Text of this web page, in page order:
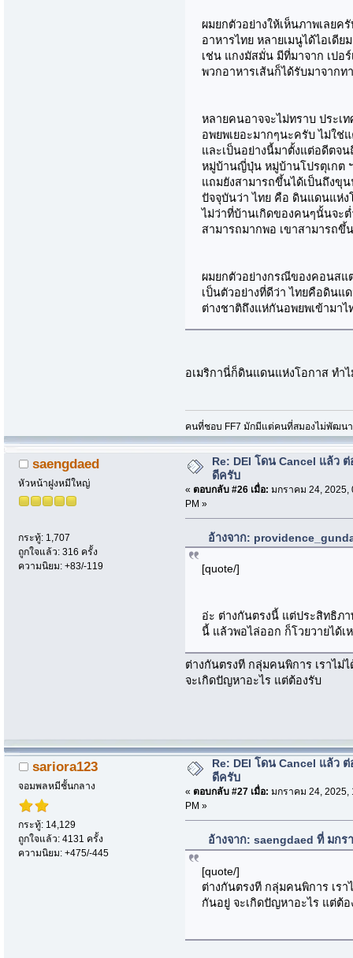
ผมยกตัวอย่างให้เห็นภาพเลยค
อาหารไทย หลายเมนูได้ไอเดี
เช่น แกงมัสมั่น มีที่มาจาก เปอร์
พวกอาหารเส้นก็ได้รับมาจากท
หลายคนอาจจะไม่ทราบ ประเ
อพยพเยอะมากๆนะครับ ไม่ใช่
และเป็นอย่างนี้มาตั้งแต่อดีตจ
หมู่บ้านญี่ปุ่น หมู่บ้านโปรตุเกต
แถมยังสามารถขึ้นได้เป็นถึงขุ
ปัจจุบันว่า ไทย คือ ดินแดนแห่ง
ไม่ว่าที่บ้านเกิดของคนๆนั้นจะ
สามารถมากพอ เขาสามารถขึ้
ผมยกตัวอย่างกรณีของคอนส
เป็นตัวอย่างที่ดีว่า ไทยคือดินแ
ต่างชาติถึงแห่กันอพยพเข้ามา
อเมริกานี่ก็ดินแดนแห่งโอกาส ทำ
คนที่ชอบ FF7 มักมีแต่คนที่สมองไม่พัฒนา
saengdaed
หัวหน้าฝูงหมีใหญ่
กระทู้: 1,707
ถูกใจแล้ว: 316 ครั้ง
ความนิยม: +83/-119
Re: DEI โดน Cancel แล้ว ต่
ดีครับ
« ตอบกลับ #26 เมื่อ: มกราคม 24, 2025,
PM »
อ้างจาก:
[quote/]
อ่ะ ต่างกันตรงนี้ แต่ประสิทธิภ
นี้ แล้วพอไล่ออก ก็โวยวายได้เ
ต่างกันตรงที กลุ่มคนพิการ เราไม่
จะเกิดปัญหาอะไร แต่ต้องรับ
sariora123
จอมพลหมีชั้นกลาง
กระทู้: 14,129
ถูกใจแล้ว: 4131 ครั้ง
ความนิยม: +475/-445
Re: DEI โดน Cancel แล้ว ต่
ดีครับ
« ตอบกลับ #27 เมื่อ: มกราคม 24, 2025,
PM »
อ้างจาก: saengdaed ที่ มกร
[quote/]
ต่างกันตรงที กลุ่มคนพิการ เรา
กันอยู่ จะเกิดปัญหาอะไร แต่ต้อ